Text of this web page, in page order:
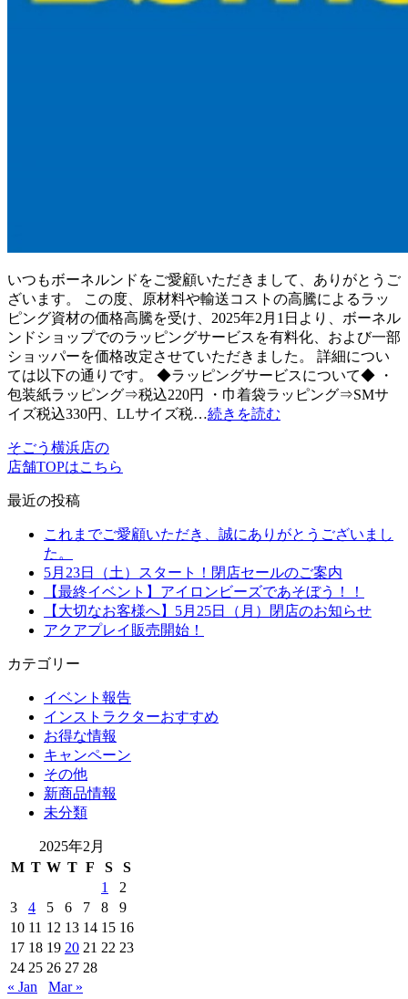
いつもボーネルンドをご愛顧いただきまして、ありがとうご
ざいます。 この度、原材料や輸送コストの高騰によるラッ
ピング資材の価格高騰を受け、2025年2月1日より、ボーネル
ンドショップでのラッピングサービスを有料化、および一部
ショッパーを価格改定させていただきました。 詳細につい
ては以下の通りです。 ◆ラッピングサービスについて◆ ・
包装紙ラッピング⇒税込220円 ・巾着袋ラッピング⇒SMサ
イズ税込330円、LLサイズ税…続きを読む
そごう横浜店の
店舗TOPはこちら
最近の投稿
これまでご愛顧いただき、誠にありがとうございまし
た。
5月23日（土）スタート！閉店セールのご案内
【最終イベント】アイロンビーズであそぼう！！
【大切なお客様へ】5月25日（月）閉店のお知らせ
アクアプレイ販売開始！
カテゴリー
イベント報告
インストラクターおすすめ
お得な情報
キャンペーン
その他
新商品情報
未分類
2025年2月
M T W T F S
S
1
2
3
4 5 6 7 8
9
10 11 12 13 14 15 16
17 18 19 20 21 22 23
24 25 26 27 28
« Jan
Mar »